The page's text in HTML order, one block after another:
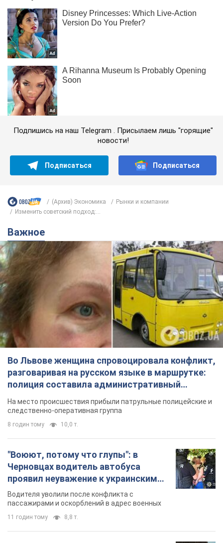
Подпишись на наш Telegram . Присылаем лишь "горящие"
новости!
Подписаться Подписаться
(Архив) Экономика
Рынки и компании
Изменить советский подход:...
Важное
Во Львове женщина спровоцировала конфликт,
разговаривая на русском языке в маршрутке:
полиция составила административный
протокол. Видео
На место происшествия прибыли патрульные полицейские и
следственно-оперативная группа
8 годин тому 10,0 т.
"Воюют, потому что глупы": в
Черновцах водитель автобуса
проявил неуважение к украинским
военным и поплатился за это.
Видео
Водителя уволили после конфликта с
пассажирами и оскорблений в адрес военных
11 годин тому 8,8 т.